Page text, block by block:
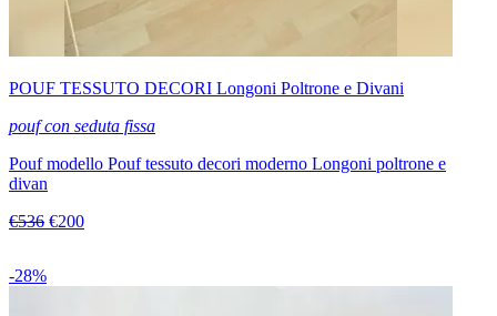
POUF TESSUTO DECORI Longoni Poltrone e Divani
pouf con seduta fissa
Pouf modello Pouf tessuto decori moderno Longoni poltrone e
divan
€536 €200
-28%